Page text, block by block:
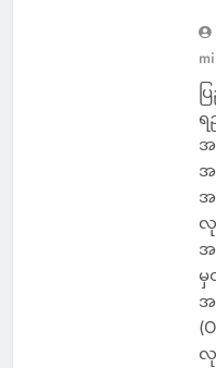
အ
အ
အ
လု
မှ
လု